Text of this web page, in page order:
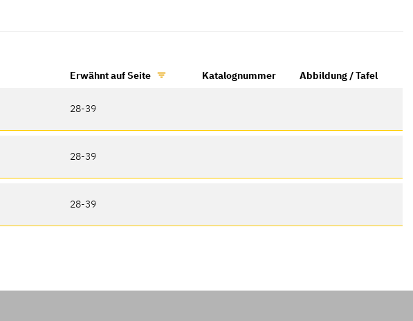
Erwähnt auf Seite Katalognummer Abbildung / Tafel
28-39
28-39
28-39